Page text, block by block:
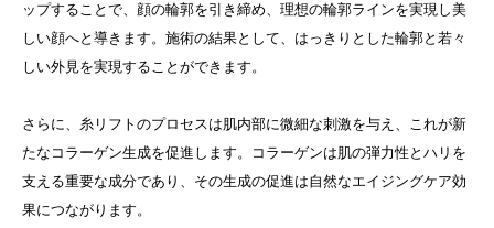
ップすることで、顔の輪郭を引き締め、理想の輪郭ラインを実現し美
しい顔へと導きます。施術の結果として、はっきりとした輪郭と若々
しい外見を実現することができます。
さらに、糸リフトのプロセスは肌内部に微細な刺激を与え、これが新
たなコラーゲン生成を促進します。コラーゲンは肌の弾力性とハリを
支える重要な成分であり、その生成の促進は自然なエイジングケア効
果につながります。